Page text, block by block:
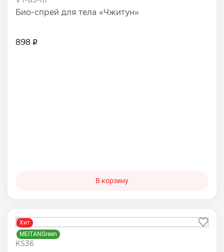
Био-спрей для тела «Чжитун»
898
В корзину
Хит
MEITANGreen
KS36